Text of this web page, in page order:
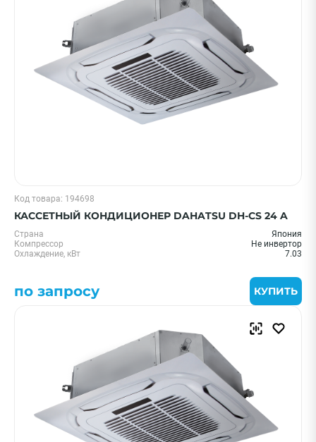
Цена 0 - 2000000 ₽
—
20 м² - 2 кВт
25 м² - 2.6 кВт
35 м² - 3.5 кВт
55 м² - 5.5 кВт
Показать еще
Royal Clima
Daichi
Shuft
Код товара: 194698
КАССЕТНЫЙ КОНДИЦИОНЕР DAHATSU DH-CS 24 A
Страна
Япония
Компрессор
Не инвертор
Охлаждение, кВт
7.03
по запросу КУПИТЬ